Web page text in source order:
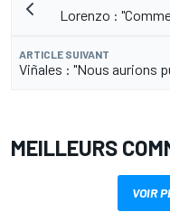
Lorenzo :
ARTICLE SUIVANT
Viñales : "Nous aurions
MEILLEURS
VOIR